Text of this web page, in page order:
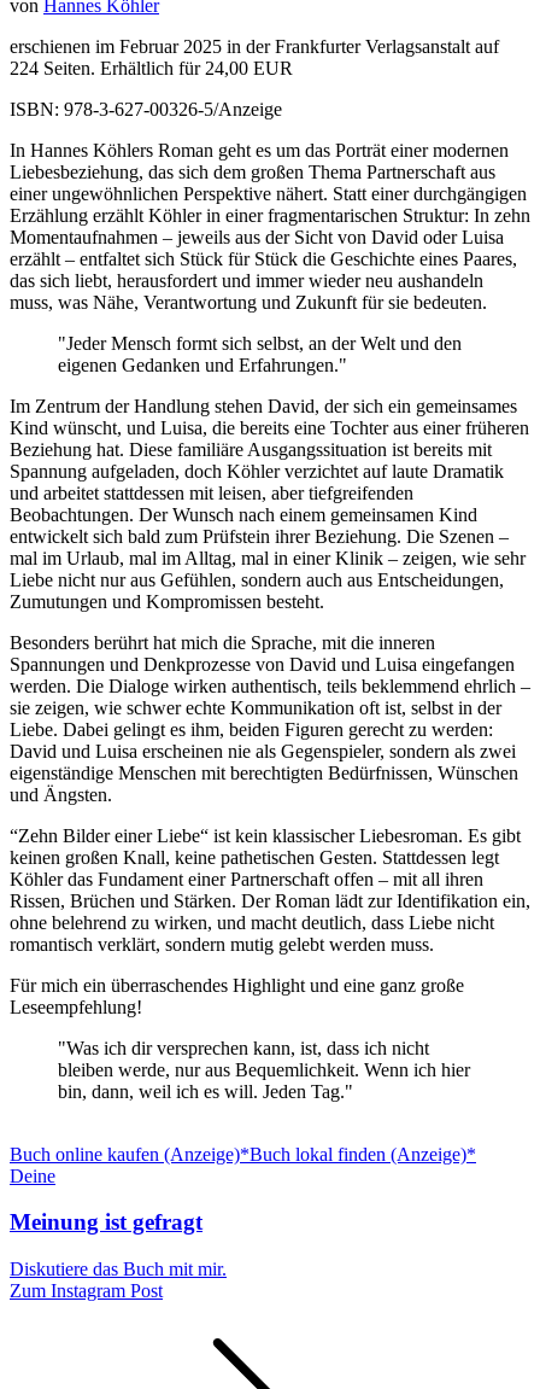
von Hannes Köhler
erschienen im Februar 2025 in der Frankfurter Verlagsanstalt auf
224 Seiten. Erhältlich für 24,00 EUR
ISBN: 978-3-627-00326-5/Anzeige
In Hannes Köhlers Roman geht es um das Porträt einer modernen
Liebesbeziehung, das sich dem großen Thema Partnerschaft aus
einer ungewöhnlichen Perspektive nähert. Statt einer durchgängigen
Erzählung erzählt Köhler in einer fragmentarischen Struktur: In zehn
Momentaufnahmen – jeweils aus der Sicht von David oder Luisa
erzählt – entfaltet sich Stück für Stück die Geschichte eines Paares,
das sich liebt, herausfordert und immer wieder neu aushandeln
muss, was Nähe, Verantwortung und Zukunft für sie bedeuten.
"Jeder Mensch formt sich selbst, an der Welt und den
eigenen Gedanken und Erfahrungen."
Im Zentrum der Handlung stehen David, der sich ein gemeinsames
Kind wünscht, und Luisa, die bereits eine Tochter aus einer früheren
Beziehung hat. Diese familiäre Ausgangssituation ist bereits mit
Spannung aufgeladen, doch Köhler verzichtet auf laute Dramatik
und arbeitet stattdessen mit leisen, aber tiefgreifenden
Beobachtungen. Der Wunsch nach einem gemeinsamen Kind
entwickelt sich bald zum Prüfstein ihrer Beziehung. Die Szenen –
mal im Urlaub, mal im Alltag, mal in einer Klinik – zeigen, wie sehr
Liebe nicht nur aus Gefühlen, sondern auch aus Entscheidungen,
Zumutungen und Kompromissen besteht.
Besonders berührt hat mich die Sprache, mit die inneren
Spannungen und Denkprozesse von David und Luisa eingefangen
werden. Die Dialoge wirken authentisch, teils beklemmend ehrlich –
sie zeigen, wie schwer echte Kommunikation oft ist, selbst in der
Liebe. Dabei gelingt es ihm, beiden Figuren gerecht zu werden:
David und Luisa erscheinen nie als Gegenspieler, sondern als zwei
eigenständige Menschen mit berechtigten Bedürfnissen, Wünschen
und Ängsten.
“Zehn Bilder einer Liebe“ ist kein klassischer Liebesroman. Es gibt
keinen großen Knall, keine pathetischen Gesten. Stattdessen legt
Köhler das Fundament einer Partnerschaft offen – mit all ihren
Rissen, Brüchen und Stärken. Der Roman lädt zur Identifikation ein,
ohne belehrend zu wirken, und macht deutlich, dass Liebe nicht
romantisch verklärt, sondern mutig gelebt werden muss.
Für mich ein überraschendes Highlight und eine ganz große
Leseempfehlung!
"Was ich dir versprechen kann, ist, dass ich nicht
bleiben werde, nur aus Bequemlichkeit. Wenn ich hier
bin, dann, weil ich es will. Jeden Tag."
Buch online kaufen (Anzeige)*Buch lokal finden (Anzeige)*
Deine
Meinung ist gefragt
Diskutiere das Buch mit mir.
Zum Instagram Post